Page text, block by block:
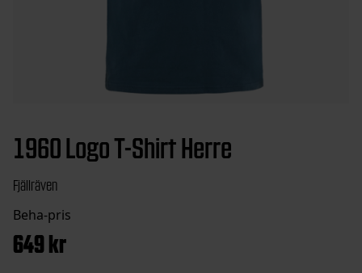
1960 Logo T-Shirt Herre
Fjällräven
649kr